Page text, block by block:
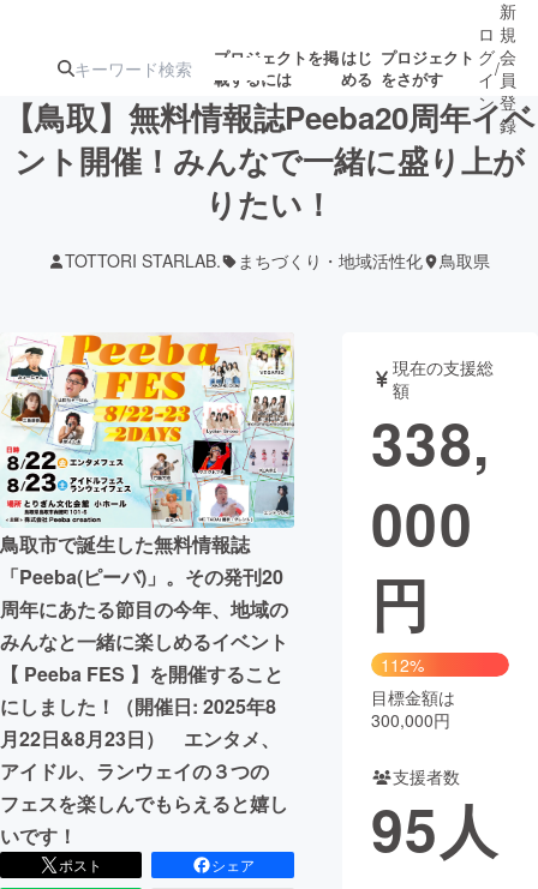
プロジェクトを掲
載するには
はじ
める
プロジェクト
をさがす
注目の新着プロ 募集終了が近いプ
テクノロジー・ガジェット
映像・映画 書籍・雑誌
ビジネス・起業 チャレンジ
まちづくり・地域活性化
CAMPFIRE for Social Good
CAMPFIRE Creation
CAMPFIREふるさと納税
コミュニティ
ロ
グ
イ
ン
/
新
規
会
員
登
録
【鳥取】無料情報誌Peeba20周年イベ
ント開催！みんなで一緒に盛り上が
りたい！
TOTTORI STARLAB. まちづくり・地域活性化 鳥取県
鳥取市で誕生した無料情報誌
「Peeba(ピーバ)」。その発刊20
周年にあたる節目の今年、地域の
みんなと一緒に楽しめるイベント
【 Peeba FES 】を開催すること
にしました！（開催日: 2025年8
月22日&8月23日） エンタメ、
アイドル、ランウェイの３つの
フェスを楽しんでもらえると嬉し
いです！
ポスト
シェア
現在の支援総
額
338,
000
円
112%
目標金額は
300,000円
支援者数
95人